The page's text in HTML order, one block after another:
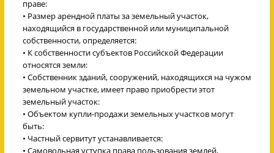
праве:
• Размер арендной платы за земельный участок,
находящийся в государственной или муниципальной
собственности, определяется:
• К собственности субъектов Российской Федерации
относятся земли:
• Собственник зданий, сооружений, находящихся на чужом
земельном участке, имеет право приобрести этот
земельный участок:
• Объектом купли-продажи земельных участков могут
быть:
• Частный сервитут устанавливается:
• Самовольная уступка права пользования землей,